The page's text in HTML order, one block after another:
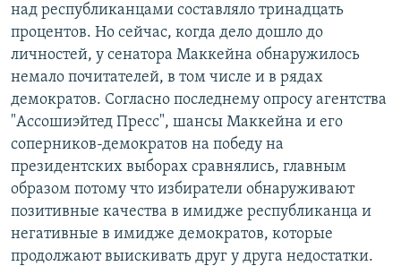
над республиканцами составляло тринадцать
процентов. Но сейчас, когда дело дошло до
личностей, у сенатора Маккейна обнаружилось
немало почитателей, в том числе и в рядах
демократов. Согласно последнему опросу агентства
"Ассошиэйтед Пресс", шансы Маккейна и его
соперников-демократов на победу на
президентских выборах сравнялись, главным
образом потому что избиратели обнаруживают
позитивные качества в имидже республиканца и
негативные в имидже демократов, которые
продолжают выискивать друг у друга недостатки.